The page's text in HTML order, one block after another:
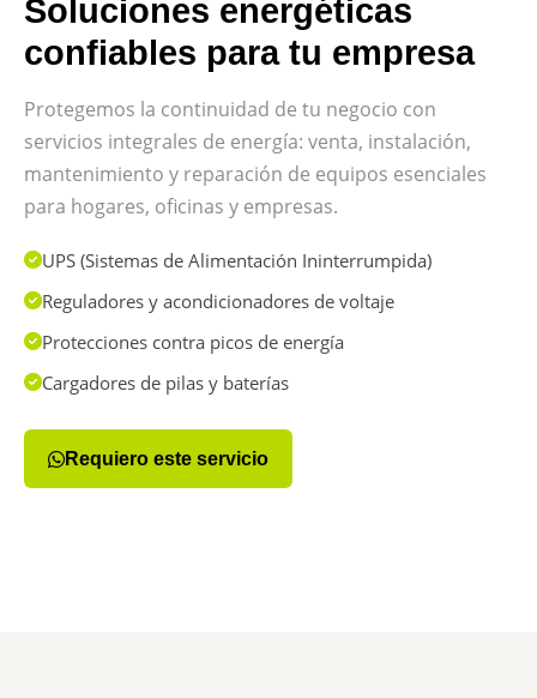
Soluciones energéticas
confiables para tu empresa
Protegemos la continuidad de tu negocio con
servicios integrales de energía: venta, instalación,
mantenimiento y reparación de equipos esenciales
para hogares, oficinas y empresas.
UPS (Sistemas de Alimentación Ininterrumpida)
Reguladores y acondicionadores de voltaje
Protecciones contra picos de energía
Cargadores de pilas y baterías
Requiero este servicio